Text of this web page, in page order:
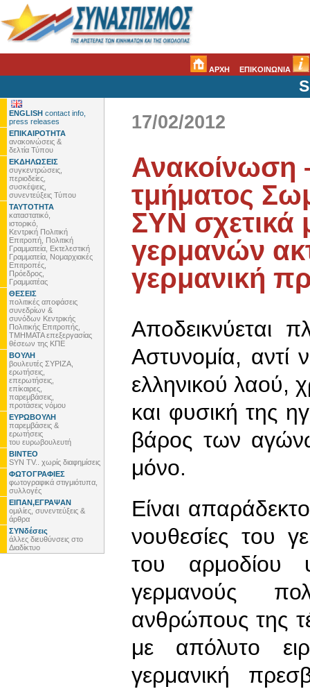
ΑΡΧΗ ΕΠΙΚΟΙΝΩΝΙΑ
ENGLISH contact info,
press releases
ΕΠΙΚΑΙΡΟΤΗΤΑ
ανακοινώσεις &
δελτία Τύπου
ΕΚΔΗΛΩΣΕΙΣ
συγκεντρώσεις,
περιοδείες,
συσκέψεις,
συνεντεύξεις Τύπου
ΤΑΥΤΟΤΗΤΑ
καταστατικό,
ιστορικό,
Κεντρική Πολιτική
Επιτροπή, Πολιτική
Γραμματεία, Εκτελεστική
Γραμματεία, Νομαρχιακές
Επιτροπές,
Πρόεδρος,
Γραμματέας
ΘΕΣΕΙΣ
πολιτικές αποφάσεις
συνεδρίων &
συνόδων Κεντρικής
Πολιτικής Επιτροπής,
ΤΜΗΜΑΤΑ επεξεργασίας
θέσεων της ΚΠΕ
ΒΟΥΛΗ
βουλευτές ΣΥΡΙΖΑ,
ερωτήσεις,
επερωτήσεις,
επίκαιρες,
παρεμβάσεις,
προτάσεις νόμου
ΕΥΡΩΒΟΥΛΗ
παρεμβάσεις &
ερωτήσεις
του ευρωβουλευτή
ΒΙΝΤΕΟ
SYN TV.. χωρίς διαφημίσεις
ΦΩΤΟΓΡΑΦΙΕΣ
φωτογραφικά στιγμιότυπα,
συλλογές
ΕΙΠΑΝ,ΕΓΡΑΨΑΝ
ομιλίες, συνεντεύξεις &
άρθρα
ΣΥΝδέσεις
άλλες διευθύνσεις στο
Διαδίκτυο
17/02/2012
Ανακοίνωση
τμήματος
ΣΥΝ σχετικά
γερμανών
γερμανική
Αποδεικνύεται
Αστυνομία, αντί
ελληνικού λαού,
και φυσική της
βάρος των
μόνο.
Είναι
νουθεσίες του
του αρμοδίου
γερμανούς
ανθρώπους της
με απόλυτο
γερμανική